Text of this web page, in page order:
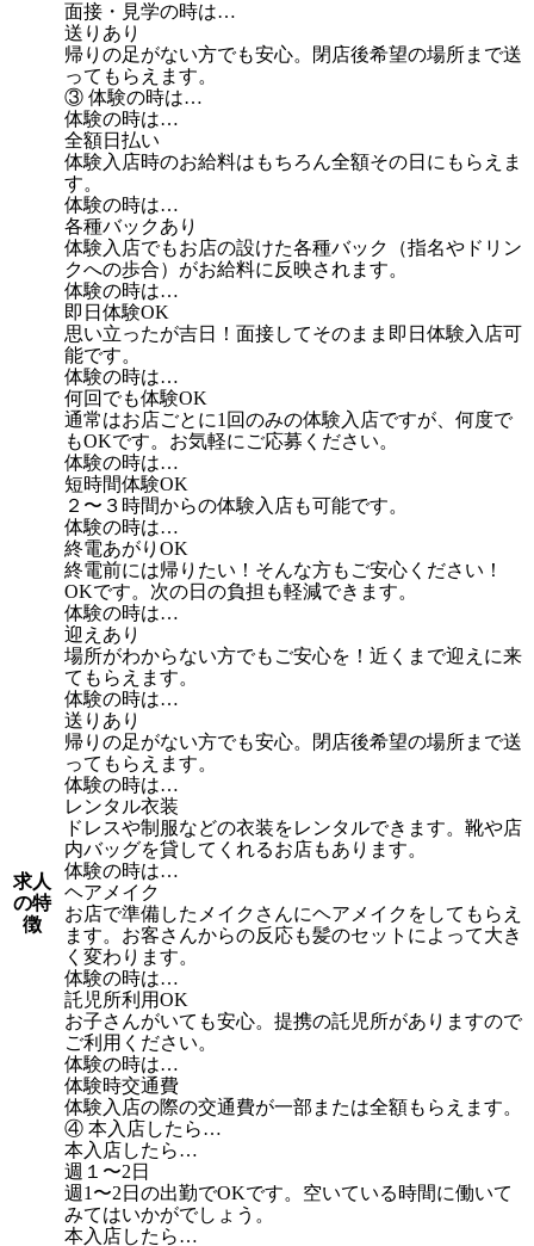
求人
の特
徴
面接・見学の時は…
送りあり
帰りの足がない方でも安心。閉店後希望の場所まで送
ってもらえます。
③ 体験の時は…
体験の時は…
全額日払い
体験入店時のお給料はもちろん全額その日にもらえま
す。
体験の時は…
各種バックあり
体験入店でもお店の設けた各種バック（指名やドリン
クへの歩合）がお給料に反映されます。
体験の時は…
即日体験OK
思い立ったが吉日！面接してそのまま即日体験入店可
能です。
体験の時は…
何回でも体験OK
通常はお店ごとに1回のみの体験入店ですが、何度で
もOKです。お気軽にご応募ください。
体験の時は…
短時間体験OK
２〜３時間からの体験入店も可能です。
体験の時は…
終電あがりOK
終電前には帰りたい！そんな方もご安心ください！
OKです。次の日の負担も軽減できます。
体験の時は…
迎えあり
場所がわからない方でもご安心を！近くまで迎えに来
てもらえます。
体験の時は…
送りあり
帰りの足がない方でも安心。閉店後希望の場所まで送
ってもらえます。
体験の時は…
レンタル衣装
ドレスや制服などの衣装をレンタルできます。靴や店
内バッグを貸してくれるお店もあります。
体験の時は…
ヘアメイク
お店で準備したメイクさんにヘアメイクをしてもらえ
ます。お客さんからの反応も髪のセットによって大き
く変わります。
体験の時は…
託児所利用OK
お子さんがいても安心。提携の託児所がありますので
ご利用ください。
体験の時は…
体験時交通費
体験入店の際の交通費が一部または全額もらえます。
④ 本入店したら…
本入店したら…
週１〜2日
週1〜2日の出勤でOKです。空いている時間に働いて
みてはいかがでしょう。
本入店したら…